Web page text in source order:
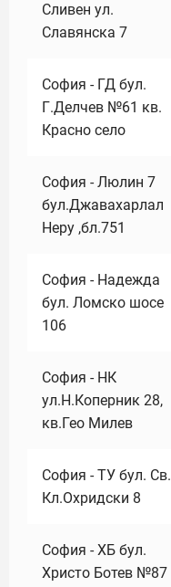
Сливен ул.
Славянска 7
София - ГД бул.
Г.Делчев №61 кв.
Красно село
София - Люлин 7
бул.Джавахарлал
Неру ,бл.751
София - Надежда
бул. Ломско шосе
106
София - НК
ул.Н.Коперник 28,
кв.Гео Милев
София - ТУ бул. Св.
Кл.Охридски 8
София - ХБ бул.
Христо Ботев №87